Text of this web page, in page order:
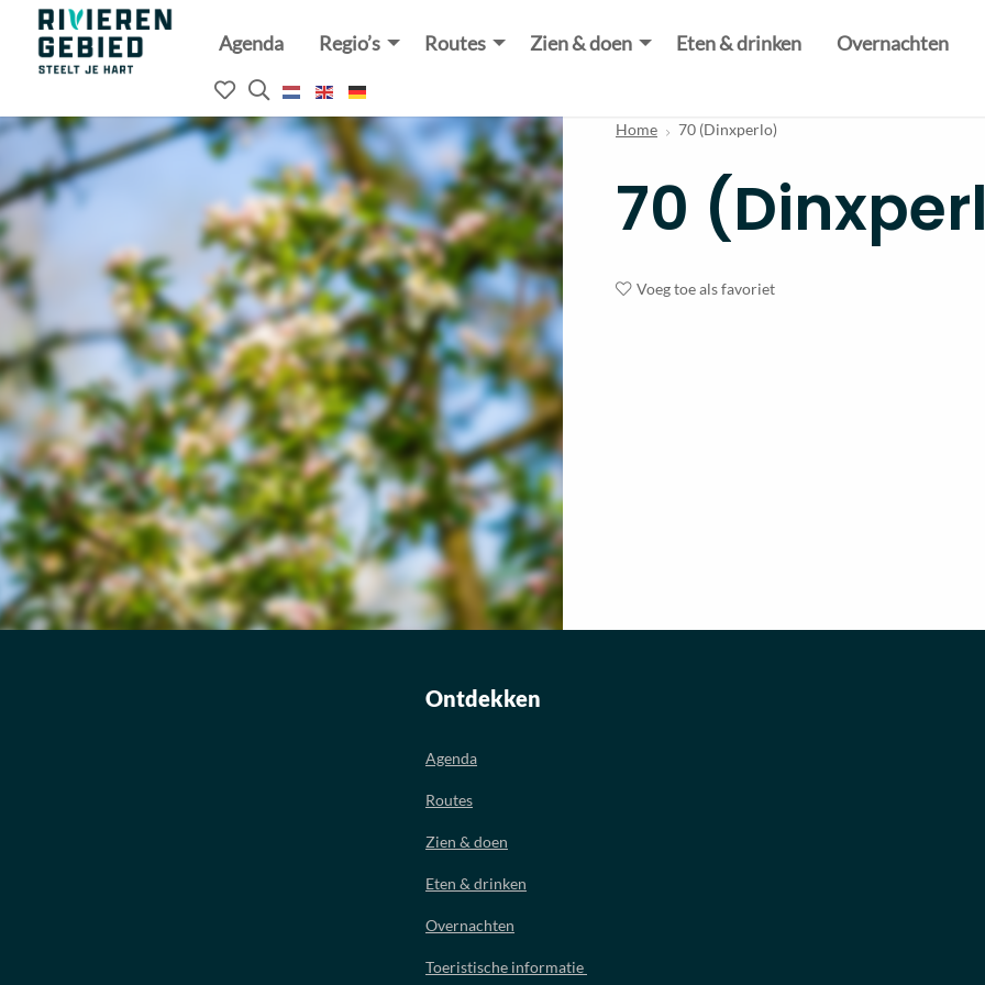
Rivierenland
website
Agenda Regio’s Routes Zien & doen Eten & drinken Overnachten
Mijn
favorieten
Open
het
zoekveld
Home 70 (Dinxperlo)
70
Voeg toe als favoriet
Ontdekken
Agenda
Routes
Zien & doen
Eten & drinken
Overnachten
Toeristische informatie